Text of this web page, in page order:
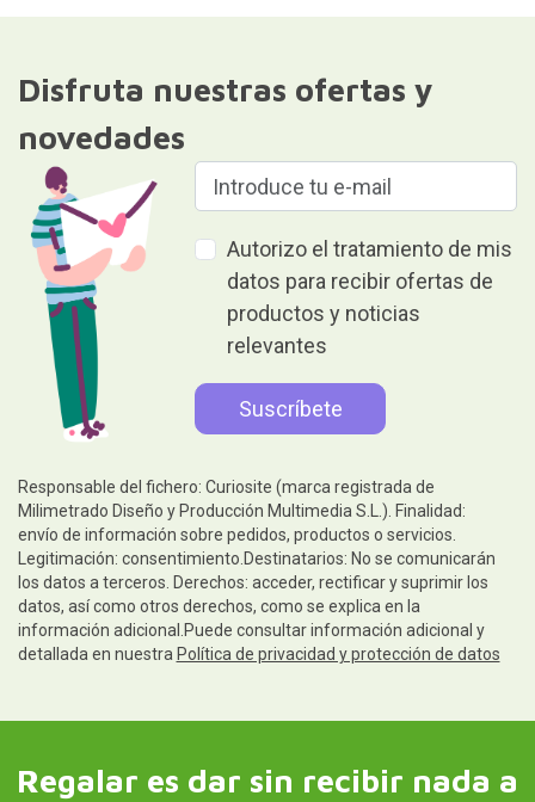
Disfruta nuestras ofertas y
novedades
Autorizo el tratamiento de mis
datos para recibir ofertas de
productos y noticias
relevantes
Responsable del fichero: Curiosite (marca registrada de
Milimetrado Diseño y Producción Multimedia S.L.). Finalidad:
envío de información sobre pedidos, productos o servicios.
Legitimación: consentimiento.Destinatarios: No se comunicarán
los datos a terceros. Derechos: acceder, rectificar y suprimir los
datos, así como otros derechos, como se explica en la
información adicional.Puede consultar información adicional y
detallada en nuestra Política de privacidad y protección de datos
Regalar es dar sin recibir nada a